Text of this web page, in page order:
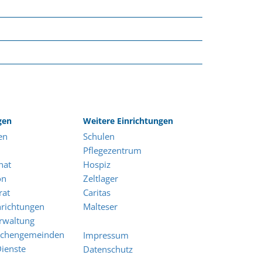
Weitere Einrichtungen
Schulen
Pflegezentrum
Hospiz
Zeltlager
Caritas
Malteser
Impressum
Datenschutz